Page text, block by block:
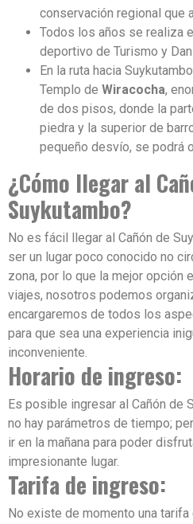
conservación regional que
Todos los años se realiza
deportivo de Turismo y
En la ruta hacia
Templo de Wiracocha,
de dos pisos, donde la
piedra y la superior de
pequeño desvío, se podrá
¿Cómo llegar al
Suykutambo?
No es fácil llegar al Cañón de
ser un lugar poco conocido no
zona, por lo que la mejor opción
viajes, nosotros podemos
encargaremos de todos los
para que sea una experiencia
inconveniente.
Horario de ingreso:
Es posible ingresar al Cañón de
no hay parámetros de tiempo;
ir en la mañana para poder
impresionante lugar.
Tarifa de ingreso:
No existe de momento una